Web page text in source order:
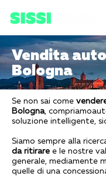
Vendita
Bologna
Se non sai come
Bologna,
soluzione intelligente,
Siamo sempre alla
da ritirare e le nostre
generale, mediamente
quelle di una